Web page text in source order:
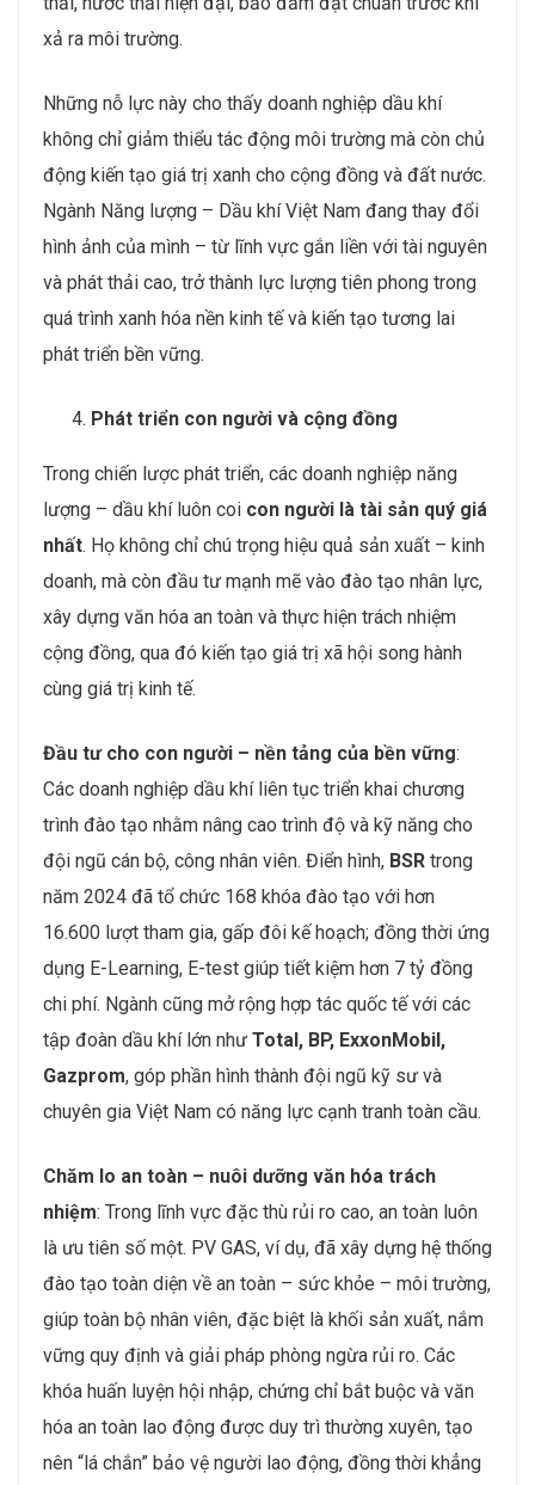
xả ra môi trường.
Những nỗ lực này cho thấy doanh nghiệp dầu khí
không chỉ giảm thiểu tác động môi trường mà còn chủ
động kiến tạo giá trị xanh cho cộng đồng và đất nước.
Ngành Năng lượng – Dầu khí Việt Nam đang thay đổi
hình ảnh của mình – từ lĩnh vực gắn liền với tài nguyên
và phát thải cao, trở thành lực lượng tiên phong trong
quá trình xanh hóa nền kinh tế và kiến tạo tương lai
phát triển bền vững.
Phát triển con người và cộng đồng
Trong chiến lược phát triển, các doanh nghiệp năng
lượng – dầu khí luôn coi con người là tài sản quý giá
nhất. Họ không chỉ chú trọng hiệu quả sản xuất – kinh
doanh, mà còn đầu tư mạnh mẽ vào đào tạo nhân lực,
xây dựng văn hóa an toàn và thực hiện trách nhiệm
cộng đồng, qua đó kiến tạo giá trị xã hội song hành
cùng giá trị kinh tế.
Đầu tư cho con người – nền tảng của bền vững:
Các doanh nghiệp dầu khí liên tục triển khai chương
trình đào tạo nhằm nâng cao trình độ và kỹ năng cho
đội ngũ cán bộ, công nhân viên. Điển hình, BSR trong
năm 2024 đã tổ chức 168 khóa đào tạo với hơn
16.600 lượt tham gia, gấp đôi kế hoạch; đồng thời ứng
dụng E-Learning, E-test giúp tiết kiệm hơn 7 tỷ đồng
chi phí. Ngành cũng mở rộng hợp tác quốc tế với các
tập đoàn dầu khí lớn như Total, BP, ExxonMobil,
Gazprom, góp phần hình thành đội ngũ kỹ sư và
chuyên gia Việt Nam có năng lực cạnh tranh toàn cầu.
Chăm lo an toàn – nuôi dưỡng văn hóa trách
nhiệm: Trong lĩnh vực đặc thù rủi ro cao, an toàn luôn
là ưu tiên số một. PV GAS, ví dụ, đã xây dựng hệ thống
đào tạo toàn diện về an toàn – sức khỏe – môi trường,
giúp toàn bộ nhân viên, đặc biệt là khối sản xuất, nắm
vững quy định và giải pháp phòng ngừa rủi ro. Các
khóa huấn luyện hội nhập, chứng chỉ bắt buộc và văn
hóa an toàn lao động được duy trì thường xuyên, tạo
nên “lá chắn” bảo vệ người lao động, đồng thời khẳng